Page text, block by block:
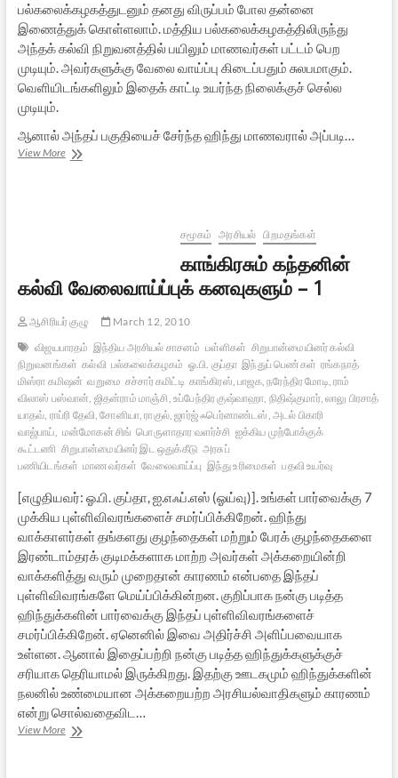
பல்கலைக்கழகத்துடனும் தனது விருப்பம் போல தன்னை
இணைத்துக் கொள்ளலாம். மத்திய பல்கலைக்கழகத்திலிருந்து
அந்தக் கல்வி நிறுவனத்தில் பயிலும் மாணவர்கள் பட்டம் பெற
முடியும். அவர்களுக்கு வேலை வாய்ப்பு கிடைப்பதும் சுலபமாகும்.
வெளியிடங்களிலும் இதைக் காட்டி உயர்ந்த நிலைக்குச் செல்ல
முடியும்.
ஆனால் அந்தப் பகுதியைச் சேர்ந்த ஹிந்து மாணவரால் அப்படி…
View Moreகாங்கிரசும்
பகுதி]
சமூகம் அரசியல் பிறமதங்கள்
காங்கிரசும் கந்தனின்
கல்வி வேலைவாய்ப்புக் கனவுகளும் – 1
ஆசிரியர் குழு
March 12, 2010
விஜயபாரதம் இந்திய அரசியல் சாசனம் பள்ளிகள் சிறுபான்மையினர் கல்வி
நிறுவனங்கள் கல்வி பல்கலைக்கழகம் ஓ.பி. குப்தா இந்துப் பெண்கள் ரங்கநாத்
மிஸ்ரா கமிஷன் வறுமை சச்சார் கமிட்டி காங்கிரஸ், பாஜக, நரேந்திர மோடி, ராம்
விலாஸ் பஸ்வான், ஜிதன்ராம் மாஞ்சி, உப்பேந்திர குஷ்வாஹா, நிதிஷ்குமார், லாலு பிரசாத்
யாதவ், ராப்ரி தேவி, சோனியா, ராகுல், ஜார்ஜ் ஃபெர்னாண்டஸ், அடல் பிகாரி
வாஜ்பாய், மன்மோகன் சிங் பொருளாதார வளர்ச்சி ஐக்கிய முற்போக்குக்
கூட்டணி சிறுபான்மையினர் இட ஒதுக்கீடு அரசுப்
பணியிடங்கள் மாணவர்கள் வேலைவாய்ப்பு இந்து உரிமைகள் பதவி உயர்வு
[எழுதியவர்: ஓ.பி. குப்தா, ஐ.எஃப்.எஸ் (ஓய்வு)]. உங்கள் பார்வைக்கு 7
முக்கிய புள்ளிவிவரங்களைச் சமர்ப்பிக்கிறேன். ஹிந்து
வாக்காளர்கள் தங்களது குழந்தைகள் மற்றும் பேரக் குழந்தைகளை
இரண்டாம்தரக் குடிமக்களாக மாற்ற அவர்கள் அக்கறையின்றி
வாக்களித்து வரும் முறைதான் காரணம் என்பதை இந்தப்
புள்ளிவிவரங்களே மெய்ப்பிக்கின்றன. குறிப்பாக நன்கு படித்த
ஹிந்துக்களின் பார்வைக்கு இந்தப் புள்ளிவிவரங்களைச்
சமர்ப்பிக்கிறேன். ஏனெனில் இவை அதிர்ச்சி அளிப்பவையாக
உள்ளன. ஆனால் இதைப்பற்றி நன்கு படித்த ஹிந்துக்களுக்குச்
சரியாக தெரியாமல் இருக்கிறது. இதற்கு ஊடகமும் ஹிந்துக்களின்
நலனில் உண்மையான அக்கறையற்ற அரசியல்வாதிகளும் காரணம்
என்று சொல்வதைவிட…
View Moreகாங்கிரசும்